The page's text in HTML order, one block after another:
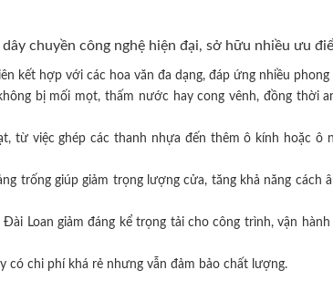
chuyền công nghệ hiện đại, sở hữu nhiều ưu
kết hợp với các hoa văn đa dạng, đáp ứng nhiều
bị mối mọt, thấm nước hay cong vênh, đồng thời
từ việc ghép các thanh nhựa đến thêm ô kính hoặc ô
trống giúp giảm trọng lượng cửa, tăng khả năng cách
Loan giảm đáng kể trọng tải cho công trình, vận
có chi phí khá rẻ nhưng vẫn đảm bảo chất lượng.